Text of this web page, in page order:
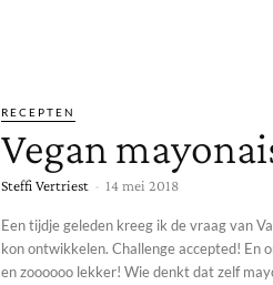
RECEPTEN
Vegan
Steffi Vertriest - 14 mei 2018
Een tijdje geleden kreeg ik de vraag van
kon ontwikkelen. Challenge accepted! En
en zoooooo lekker! Wie denkt dat zelf